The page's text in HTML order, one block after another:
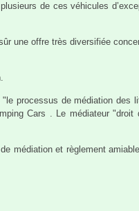
de ces véhicules
une offre très diversifiée
processus de médiation des
Cars . Le médiateur "droit
médiation et règlement